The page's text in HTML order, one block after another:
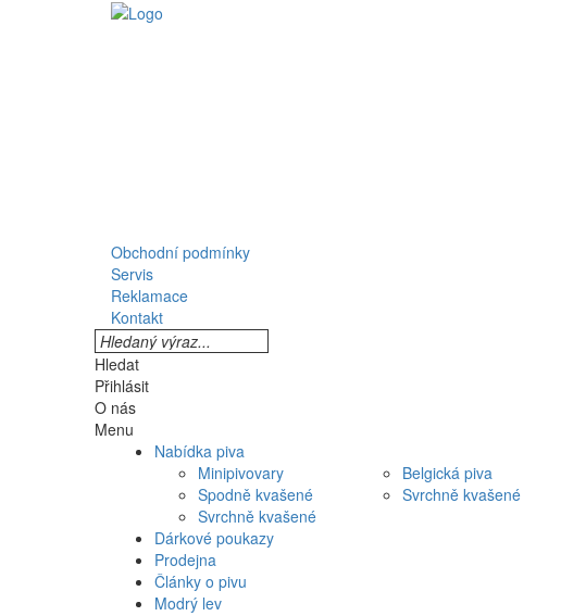
Obchodní podmínky
Servis
Reklamace
Kontakt
Hledat
Přihlásit
O nás
Menu
Nabídka piva
Minipivovary
Spodně kvašené
Svrchně kvašené
Belgická piva
Svrchně kvašené
Dárkové poukazy
Prodejna
Články o pivu
Modrý lev